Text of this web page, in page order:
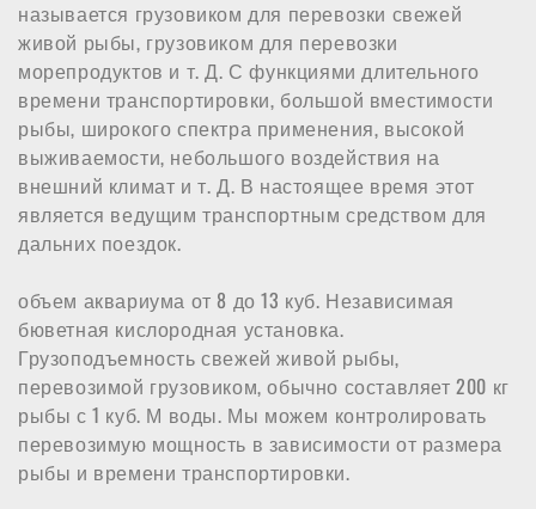
л
е
к
ц
и
я
:
называется грузовиком для перевозки свежей
живой рыбы, грузовиком для перевозки
морепродуктов и т. Д. С функциями длительного
времени транспортировки, большой вместимости
рыбы, широкого спектра применения, высокой
выживаемости, небольшого воздействия на
внешний климат и т. Д. В настоящее время этот
является ведущим транспортным средством для
дальних поездок.
объем аквариума от 8 до 13 куб. Независимая
бюветная кислородная установка.
Грузоподъемность свежей живой рыбы,
перевозимой грузовиком, обычно составляет 200 кг
рыбы с 1 куб. М воды. Мы можем контролировать
перевозимую мощность в зависимости от размера
рыбы и времени транспортировки.